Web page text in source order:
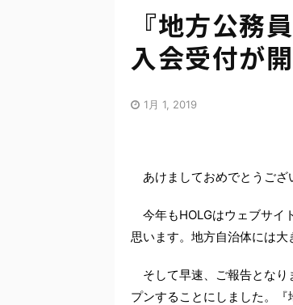
『地方公務
入会受付が開
1月 1, 2019
あけましておめでとうござ
今年もHOLGはウェブサイ
思います。地方自治体には大
そして早速、ご報告となり
プンすることにしました。